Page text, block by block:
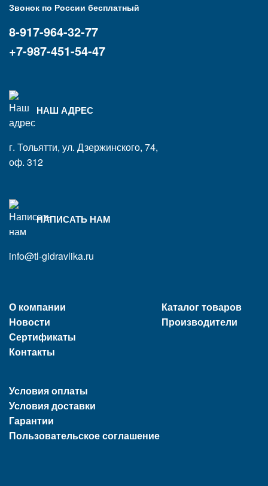
Звонок по России бесплатный
8-917-964-32-77
+7-987-451-54-47
НАШ АДРЕС
г. Тольятти, ул. Дзержинского, 74,
оф. 312
НАПИСАТЬ НАМ
info@tl-gidravlika.ru
О компании
Новости
Сертификаты
Контакты
Условия оплаты
Условия доставки
Гарантии
Пользовательское соглашение
Каталог товаров
Производители